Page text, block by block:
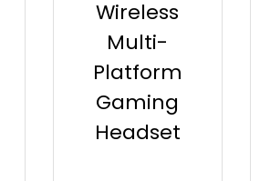
Wireless
Multi-
Platform
Gaming
Headset